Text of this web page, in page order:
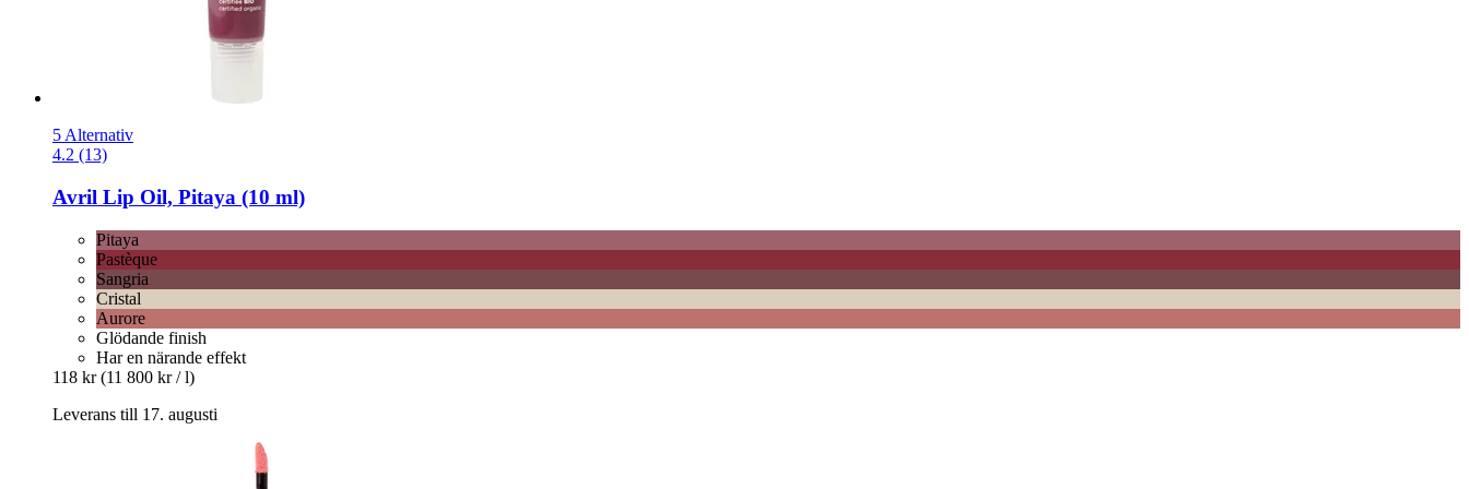
5 Alternativ
4.2 (13)
Avril Lip Oil, Pitaya (10 ml)
Pitaya
Pastèque
Sangria
Cristal
Aurore
Glödande finish
Har en närande effekt
118 kr (11 800 kr / l)
Leverans till 17. augusti